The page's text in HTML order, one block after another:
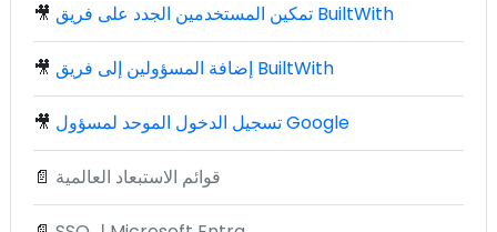
🎥 تمكين المستخدمين الجدد على فريق BuiltWith
🎥 إضافة المسؤولين إلى فريق BuiltWith
🎥 تسجيل الدخول الموحد لمسؤول Google
📄 قوائم الاستبعاد العالمية